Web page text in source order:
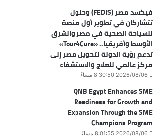
فيكسد مصر (FEDIS) وحلول
تتشاركان في تطوير أول منصة
للسياحة الصحية في مصر والشرق
الأوسط وأفريقيا.. «Tour4Cure»
تدعم رؤية الدولة لتحويل مصر إلى
مركز عالمي للعلاج والاستشفاء
2026/08/06 8:30:50 مساءً
QNB Egypt Enhances SME
Readiness for Growth and
Expansion Through the SME
Champions Program
2026/08/06 8:01:55 مساءً